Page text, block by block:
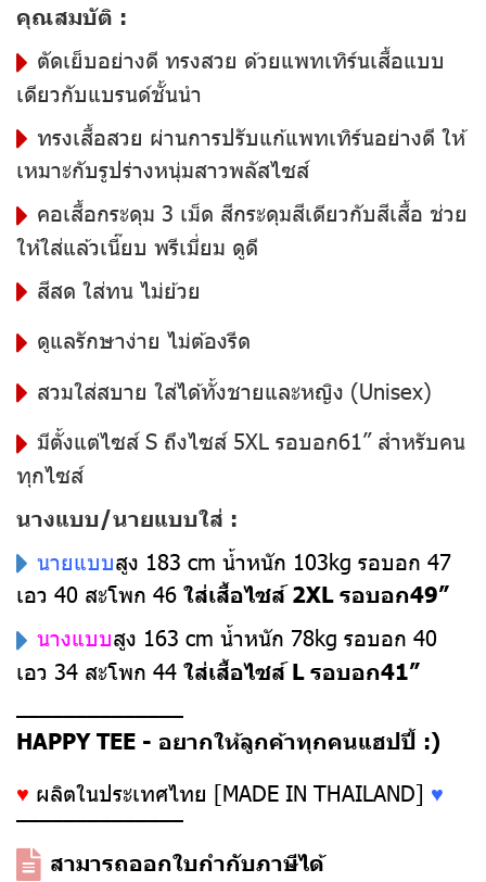
คุณสมบัติ :
ตัดเย็บอย่างดี ทรงสวย ด้วยแพทเทิร์นเสื้อแบบ
เดียวกับแบรนด์ชั้นนำ
ทรงเสื้อสวย ผ่านการปรับแก้แพทเทิร์นอย่างดี ให้
เหมาะกับรูปร่างหนุ่มสาวพลัสไซส์
คอเสื้อกระดุม 3 เม็ด สีกระดุมสีเดียวกับสีเสื้อ ช่วย
ให้ใส่แล้วเนี๊ยบ พรีเมี่ยม ดูดี
สีสด ใส่ทน ไม่ย้วย
ดูแลรักษาง่าย ไม่ต้องรีด
สวมใส่สบาย ใส่ได้ทั้งชายและหญิง (Unisex)
มีตั้งแต่ไซส์ S ถึงไซส์ 5XL รอบอก61” สำหรับคน
ทุกไซส์
นางแบบ/นายแบบใส่ :
นายแบบสูง 183 cm น้ำหนัก 103kg รอบอก 47
เอว 40 สะโพก 46 ใส่เสื้อไซส์ 2XL รอบอก49”
นางแบบสูง 163 cm น้ำหนัก 78kg รอบอก 40
เอว 34 สะโพก 44 ใส่เสื้อไซส์ L รอบอก41”
––––––––––––––
HAPPY TEE - อยากให้ลูกค้าทุกคนแฮปปี้ :)
♥ ผลิตในประเทศไทย [MADE IN THAILAND] ♥
––––––––––––––
สามารถออกใบกำกับภาษีได้